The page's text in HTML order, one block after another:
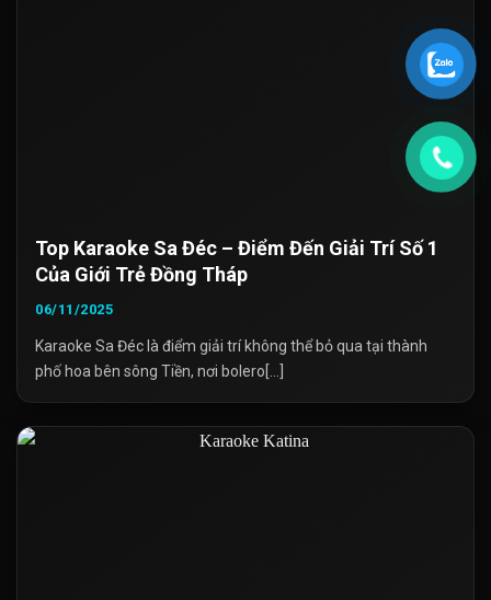
Top Karaoke Sa Đéc – Điểm Đến Giải Trí Số 1
Của Giới Trẻ Đồng Tháp
06/11/2025
Karaoke Sa Đéc là điểm giải trí không thể bỏ qua tại thành
phố hoa bên sông Tiền, nơi bolero[...]